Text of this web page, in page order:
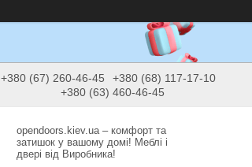
+380 (67) 260-46-45
+380 (68) 117-17-10
+380 (63) 460-46-45
opendoors.kiev.ua – комфорт та
затишок у вашому домі! Меблі і
двері від Виробника!